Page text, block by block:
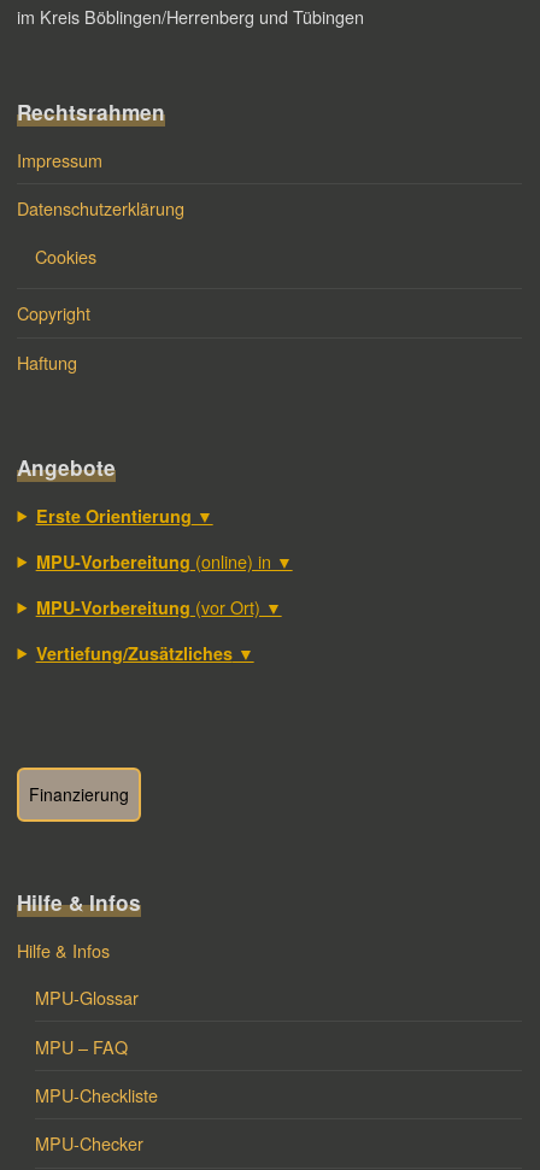
im Kreis Böblingen/Herrenberg und Tübingen
Rechtsrahmen
Impressum
Datenschutzerklärung
Cookies
Copyright
Haftung
Angebote
Erste Orientierung ▼
MPU-Vorbereitung (online) in ▼
MPU-Vorbereitung (vor Ort) ▼
Vertiefung/Zusätzliches▼
Finanzierung
Hilfe & Infos
Hilfe & Infos
MPU-Glossar
MPU – FAQ
MPU-Checkliste
MPU-Checker